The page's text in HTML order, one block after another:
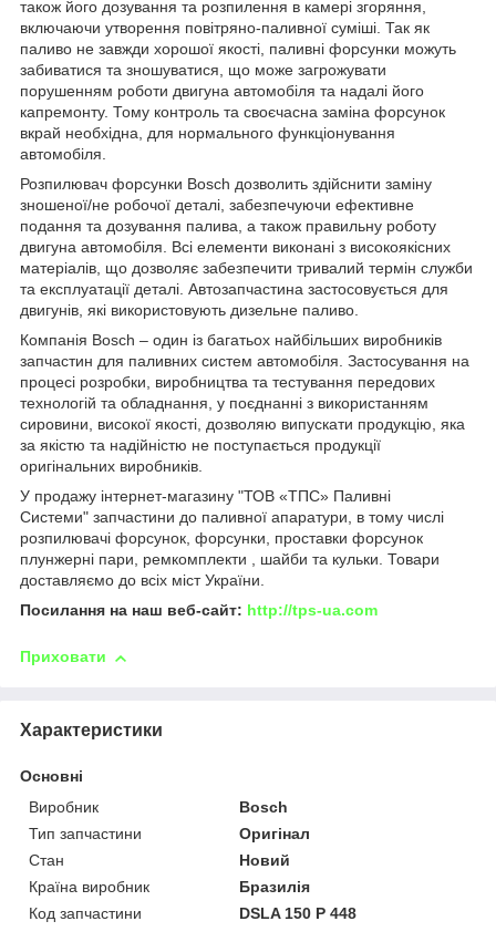
також його дозування та розпилення в камері згоряння,
включаючи утворення повітряно-паливної суміші. Так як
паливо не завжди хорошої якості, паливні форсунки можуть
забиватися та зношуватися, що може загрожувати
порушенням роботи двигуна автомобіля та надалі його
капремонту. Тому контроль та своєчасна заміна форсунок
вкрай необхідна, для нормального функціонування
автомобіля.
Розпилювач форсунки Bosch дозволить здійснити заміну
зношеної/не робочої деталі, забезпечуючи ефективне
подання та дозування палива, а також правильну роботу
двигуна автомобіля. Всі елементи виконані з високоякісних
матеріалів, що дозволяє забезпечити тривалий термін служби
та експлуатації деталі. Автозапчастина застосовується для
двигунів, які використовують дизельне паливо.
Компанія Bosch – один із багатьох найбільших виробників
запчастин для паливних систем автомобіля. Застосування на
процесі розробки, виробництва та тестування передових
технологій та обладнання, у поєднанні з використанням
сировини, високої якості, дозволяю випускати продукцію, яка
за якістю та надійністю не поступається продукції
оригінальних виробників.
У продажу інтернет-магазину "ТОВ «ТПС» Паливні
Системи" запчастини до паливної апаратури, в тому числі
розпилювачі форсунок, форсунки, проставки форсунок
плунжерні пари, ремкомплекти , шайби та кульки. Товари
доставляємо до всіх міст України.
Посилання на наш веб-сайт: http://tps-ua.com
Приховати
Характеристики
Основні
Виробник
Bosch
Тип запчастини
Оригінал
Стан
Новий
Країна виробник
Бразилія
Код запчастини
DSLA 150 P 448